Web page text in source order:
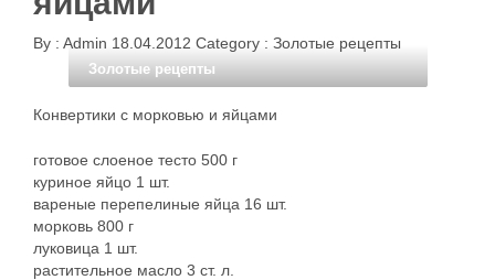
By : Admin 18.04.2012 Category : Золотые рецепты
Золотые рецепты
Конвертики с морковью и яйцами
готовое слоеное тесто 500 г
куриное яйцо 1 шт.
вареные перепелиные яйца 16 шт.
морковь 800 г
луковица 1 шт.
растительное масло 3 ст. л.